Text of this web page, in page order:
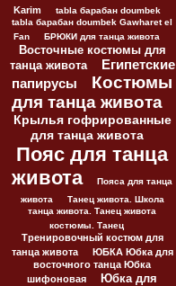
Karim
tabla барабан doumbek
tabla барабан doumbek Gawharet el
Fan
БРЮКИ для танца живота
Восточные костюмы для
танца живота
Египетские
папирусы
Костюмы
для танца живота
Крылья гофрированные
для танца живота
Пояс для танца
живота
Пояса для танца
живота
Танец живота. Школа
танца живота. Танец живота
костюмы. Танец
Тренировочный костюм для
танца живота
ЮБКА Юбка для
восточного танца Юбка
шифоновая
Юбка для